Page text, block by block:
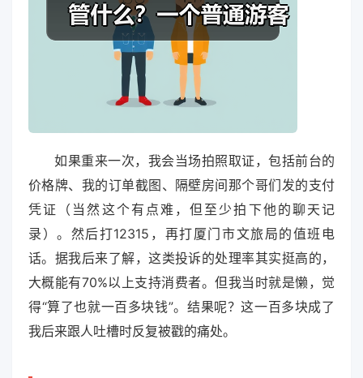
如果重来一次，我会当场拍照取证，包括前台的
价格牌、我的订单截图、隔壁房间那个哥们发的支付
凭证（当然这个有点难，但至少拍下他的聊天记
录）。然后打12315，再打厦门市文旅局的值班电
话。据我后来了解，这类投诉的处理率其实挺高的，
大概能有70%以上支持消费者。但我当时就是懒，觉
得“算了也就一百多块钱”。结果呢？这一百多块成了
我后来跟人吐槽时反复被戳的痛处。